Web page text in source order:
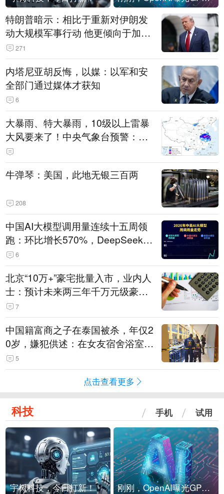
特朗普暗示：相比于重新对伊朗发
动大规模军事行动 他更倾向于加大
经济施压
271
内塔尼亚胡反悔，以媒：以军和安
全部门通过媒体才获知
6
大暴雨、特大暴雨，10级以上雷暴
大风要来了！中央气象台预警：今
天到明天，浙江、安徽有特大暴雨
牛弹琴：美国，此地无银三百两
208
中国AI大模型调用量连续十五周领
跑：环比增长570%，DeepSeek-V
4-Flash正式版登顶！MiniMax M
3、阶跃星辰Step 3.7 Flash跌出榜
单
6
北京“10万+”豪宅批量入市，业内人
士：预计未来两三年千万元级豪宅
潜在供应达万套！谁在买单？
7
中国籍富商之子在泰国被杀，年仅2
0岁，嫌犯供述：在女友宿舍浴室发
现他，持刀询问身份时发生拉扯
5
点击查看更多
科技 手机 试用
宇树科技，今日打新！ 刚刚，OpenAI曝光GPT-6！传10万亿参数，8月强行发布